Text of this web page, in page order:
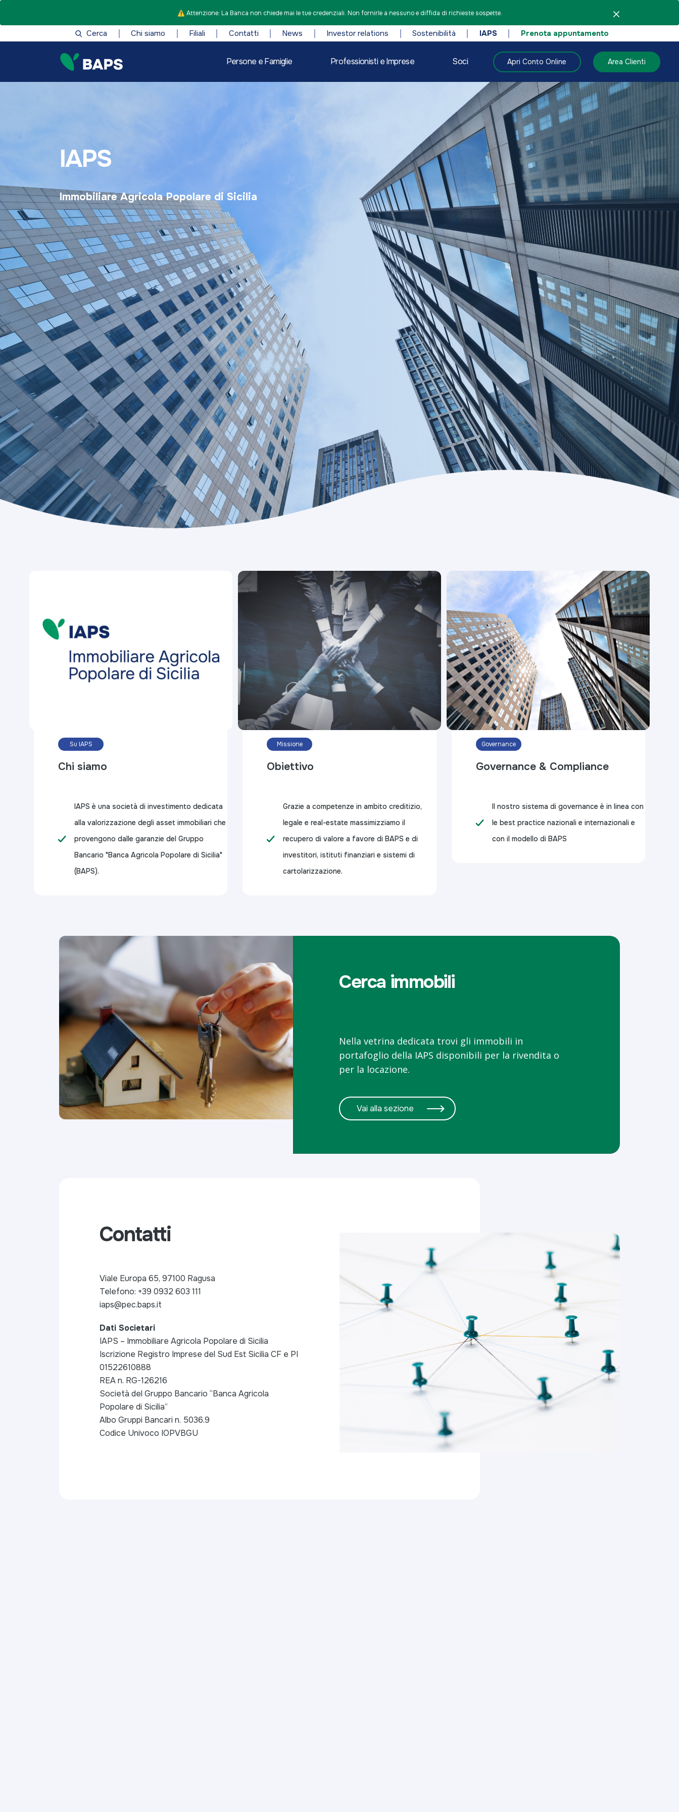
⚠️ Attenzione: La Banca non chiede mai le tue credenziali. Non fornirle a nessuno e diffida di richieste sospette.
Cerca Chi siamo Filiali Contatti News Investor relations Sostenibilità IAPS Prenota appuntamento
Persone e Famiglie Professionisti e Imprese Soci Apri Conto Online Area Clienti
IAPS
Immobiliare Agricola Popolare di Sicilia
Su IAPS
Chi siamo
IAPS è una società di investimento dedicata
alla valorizzazione degli asset immobiliari che
provengono dalle garanzie del Gruppo
Bancario "Banca Agricola Popolare di Sicilia"
(BAPS).
Missione
Obiettivo
Grazie a competenze in ambito creditizio,
legale e real-estate massimizziamo il
recupero di valore a favore di BAPS e di
investitori, istituti finanziari e sistemi di
cartolarizzazione.
Governance
Governance & Compliance
Il nostro sistema di governance è in linea con
le best practice nazionali e internazionali e
con il modello di BAPS
Cerca immobili
Nella vetrina dedicata trovi gli immobili in
portafoglio della IAPS disponibili per la rivendita o
per la locazione.
Vai alla sezione
Contatti
Viale Europa 65, 97100 Ragusa
Telefono: +39 0932 603 111
iaps@pec.baps.it
Dati Societari
IAPS – Immobiliare Agricola Popolare di Sicilia
Iscrizione Registro Imprese del Sud Est Sicilia CF e PI
01522610888
REA n. RG-126216
Società del Gruppo Bancario “Banca Agricola
Popolare di Sicilia”
Albo Gruppi Bancari n. 5036.9
Codice Univoco IOPVBGU